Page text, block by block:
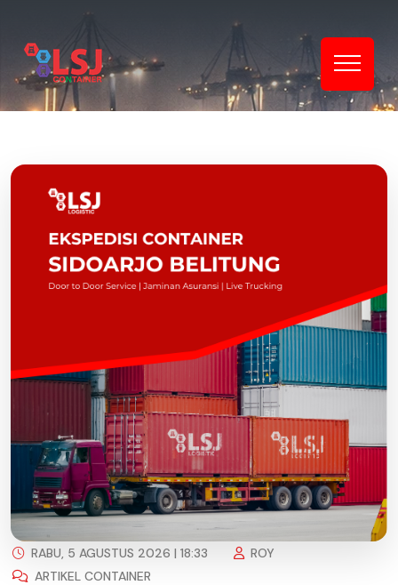
RABU, 5 AGUSTUS 2026 | 18:33
ROY
ARTIKEL CONTAINER